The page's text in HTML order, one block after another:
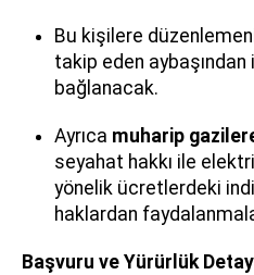
Bu kişilere
takip eden aybaşından
bağlanacak.
Ayrıca muharip
seyahat hakkı ile
yönelik ücretlerdeki
haklardan
Başvuru ve Yürürlük